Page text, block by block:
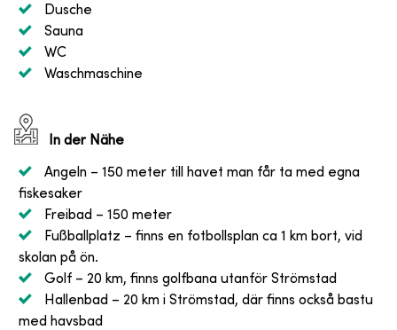
Dusche
Sauna
WC
Waschmaschine
In der Nähe
Angeln – 150 meter till havet man får ta med egna
fiskesaker
Freibad – 150 meter
Fußballplatz – finns en fotbollsplan ca 1 km bort, vid
skolan på ön.
Golf – 20 km, finns golfbana utanför Strömstad
Hallenbad – 20 km i Strömstad, där finns också bastu
med havsbad